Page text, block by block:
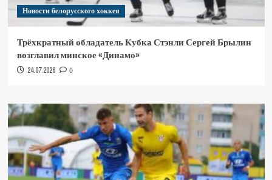
Новости белорусского хоккея
Трёхкратный обладатель Кубка Стэнли Сергей Брылин
возглавил минское «Динамо»
24.07.2026 0